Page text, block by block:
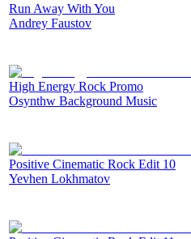
Run Away With You
Andrey Faustov
High Energy Rock Promo
Osynthw Background Music
Positive Cinematic Rock Edit 10
Yevhen Lokhmatov